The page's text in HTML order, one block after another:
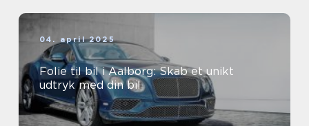
04. april 2025
Folie til bil i Aalborg: Skab et unikt
udtryk med din bil